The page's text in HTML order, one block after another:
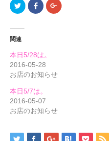
ク
リ
し
共
有
(新
し
い
ィ
ン
ド
ウ
で
開
す)
Facebook
で
ク
リ
ッ
ク
し
だ
さ
い
(新
し
ィ
ク
リ
す)
関連
本日5/28は。
2016-05-28
お店のお知らせ
本日5/7は。
2016-05-07
お店のお知らせ